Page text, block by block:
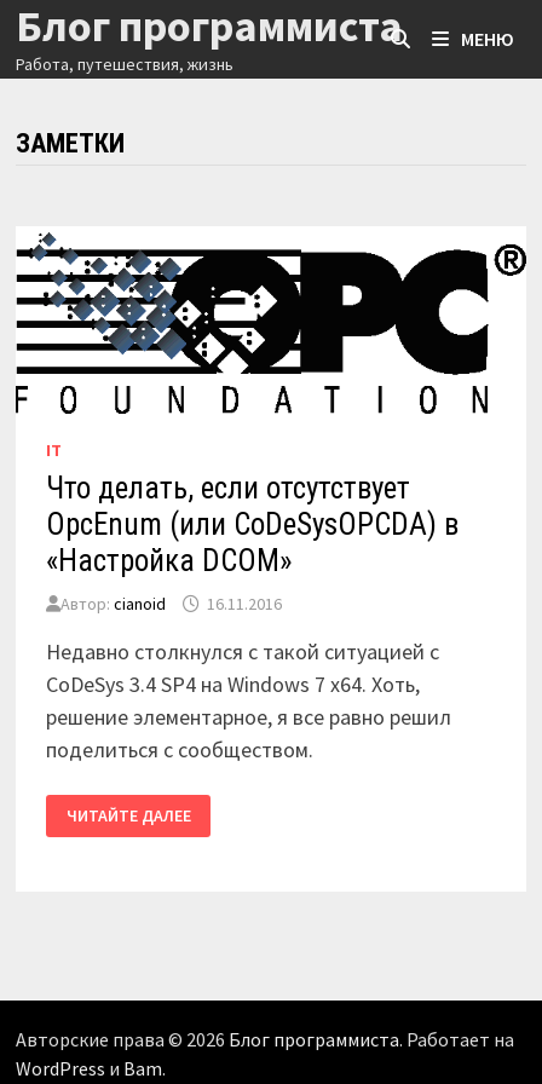
Перейти
содержимому
Блог программиста
Работа, путешествия, жизнь
МЕНЮ
ЗАМЕТКИ
IT
Что делать, если отсутствует
OpcEnum (или CoDeSysOPCDA) в
«Настройка DCOM»
Автор: cianoid 16.11.2016
Недавно столкнулся с такой ситуацией с
CoDeSys 3.4 SP4 на Windows 7 x64. Хоть,
решение элементарное, я все равно решил
поделиться с сообществом.
ЧТО
ДЕЛАТЬ,
ЕСЛИ
ЧИТАЙТЕ ДАЛЕЕ
Авторские права © 2026 Блог программиста. Работает на
WordPress и Bam.